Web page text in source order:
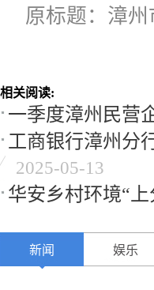
原标题：漳
相关阅读:
一季度漳州民营
工商银行漳州分
2025-05-13
华安乡村环境“上
新闻 娱乐